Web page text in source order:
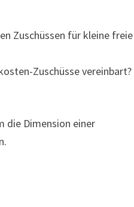
Zuschüssen für kleine freie
Zuschüsse vereinbart?
die Dimension einer